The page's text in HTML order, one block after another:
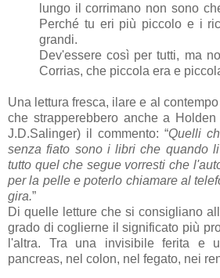
lungo il corrimano non sono
Perché tu eri più piccolo e i
grandi.
Dev'essere così per tutti, ma
Corrias, che piccola era e
Una lettura fresca, ilare e al
che strapperebbero anche a
J.D.Salinger) il commento: “Quelli
senza fiato sono i libri che quando
tutto quel che segue vorresti che
per la pelle e poterlo chiamare al
gira.”
Di quelle letture che si consigliano
grado di coglierne il significato più
l'altra. Tra una invisibile ferita e
pancreas, nel colon, nel fegato, nei